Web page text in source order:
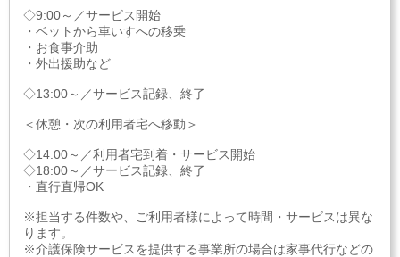
◇9:00～／サービス開始
・ベットから車いすへの移乗
・お食事介助
・外出援助など
◇13:00～／サービス記録、終了
＜休憩・次の利用者宅へ移動＞
◇14:00～／利用者宅到着・サービス開始
◇18:00～／サービス記録、終了
・直行直帰OK
※担当する件数や、ご利用者様によって時間・サービスは異な
ります。
※介護保険サービスを提供する事業所の場合は家事代行などの